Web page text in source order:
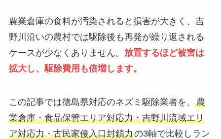
農業倉庫の食料が汚染されると損害が大きく、吉
野川沿いの農村では駆除後も再発が繰り返される
ケースが少なくありません。 放置するほど被害は
拡大し、駆除費用も倍増します。
この記事では徳島県対応のネズミ駆除業者を、 農
業倉庫・食品保管エリア対応力・吉野川流域エリ
ア対応力・古民家侵入口封鎖力の3軸で比較しラン